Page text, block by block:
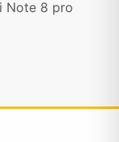
Note 8 pro